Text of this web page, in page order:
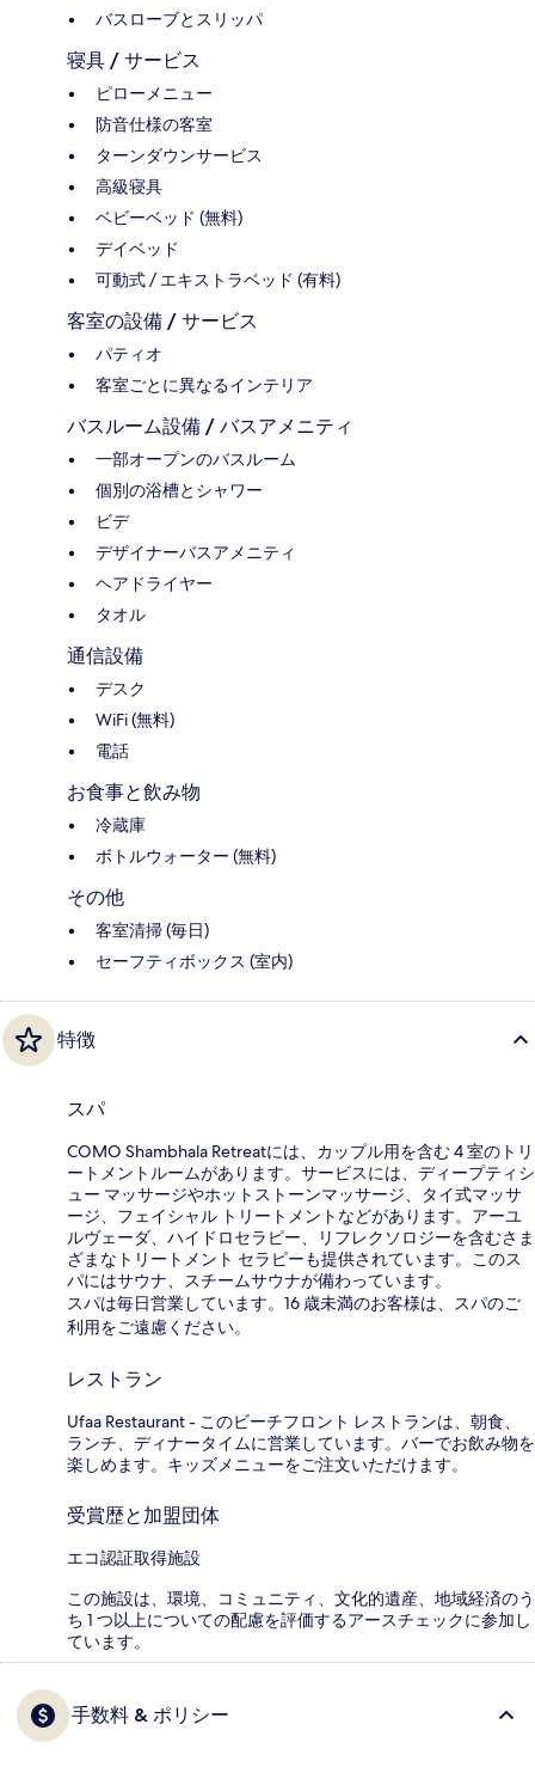
バスローブとスリッパ
寝具 / サービス
ピローメニュー
防音仕様の客室
ターンダウンサービス
高級寝具
ベビーベッド (無料)
デイベッド
可動式 / エキストラベッド (有料)
客室の設備 / サービス
パティオ
客室ごとに異なるインテリア
バスルーム設備 / バスアメニティ
一部オープンのバスルーム
個別の浴槽とシャワー
ビデ
デザイナーバスアメニティ
ヘアドライヤー
タオル
通信設備
デスク
WiFi (無料)
電話
お食事と飲み物
冷蔵庫
ボトルウォーター (無料)
その他
客室清掃 (毎日)
セーフティボックス (室内)
特徴
スパ
COMO Shambhala Retreatには、カップル用を含む 4 室のトリ
ートメントルームがあります。サービスには、ディープティシ
ュー マッサージやホットストーンマッサージ、タイ式マッサ
ージ、フェイシャル トリートメントなどがあります。アーユ
ルヴェーダ、ハイドロセラピー、リフレクソロジーを含むさま
ざまなトリートメント セラピーも提供されています。このス
パにはサウナ、スチームサウナが備わっています。
スパは毎日営業しています。16 歳未満のお客様は、スパのご
利用をご遠慮ください。
レストラン
Ufaa Restaurant - このビーチフロント レストランは、朝食、
ランチ、ディナータイムに営業しています。バーでお飲み物を
楽しめます。キッズメニューをご注文いただけます。
受賞歴と加盟団体
エコ認証取得施設
この施設は、環境、コミュニティ、文化的遺産、地域経済のう
ち 1 つ以上についての配慮を評価するアースチェックに参加し
ています。
手数料 & ポリシー